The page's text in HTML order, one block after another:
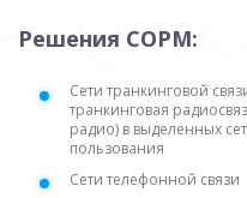
Решения СОРМ:
Сети транкинговой
транкинговая
радио) в выделенных
пользования
Сети телефонной связи